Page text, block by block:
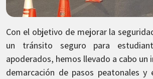
Con el objetivo de mejorar la
un tránsito seguro para
apoderados, hemos llevado a cabo un
demarcación de pasos peatonales y